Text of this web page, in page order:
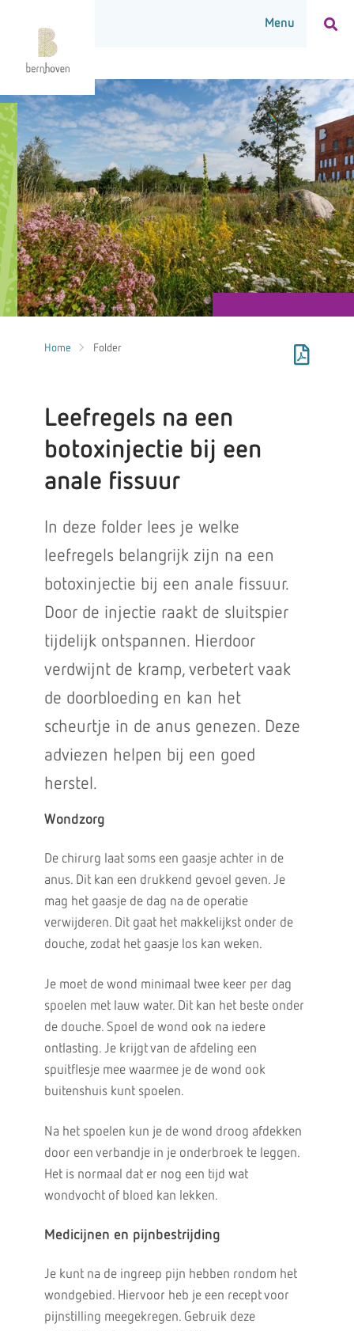
Home Folder
Leefregels na een
botoxinjectie bij een
anale fissuur
In deze folder lees je welke
leefregels belangrijk zijn na een
botoxinjectie bij een anale fissuur.
Door de injectie raakt de sluitspier
tijdelijk ontspannen. Hierdoor
verdwijnt de kramp, verbetert vaak
de doorbloeding en kan het
scheurtje in de anus genezen. Deze
adviezen helpen bij een goed
herstel.
Wondzorg
De chirurg laat soms een gaasje achter in de
anus. Dit kan een drukkend gevoel geven. Je
mag het gaasje de dag na de operatie
verwijderen. Dit gaat het makkelijkst onder de
douche, zodat het gaasje los kan weken.
Je moet de wond minimaal twee keer per dag
spoelen met lauw water. Dit kan het beste onder
de douche. Spoel de wond ook na iedere
ontlasting. Je krijgt van de afdeling een
spuitflesje mee waarmee je de wond ook
buitenshuis kunt spoelen.
Na het spoelen kun je de wond droog afdekken
door een verbandje in je onderbroek te leggen.
Het is normaal dat er nog een tijd wat
wondvocht of bloed kan lekken.
Medicijnen en pijnbestrijding
Je kunt na de ingreep pijn hebben rondom het
wondgebied. Hiervoor heb je een recept voor
pijnstilling meegekregen. Gebruik deze